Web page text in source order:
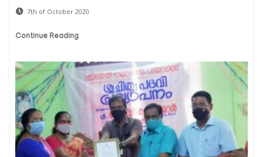
7th of October 2020
Continue Reading